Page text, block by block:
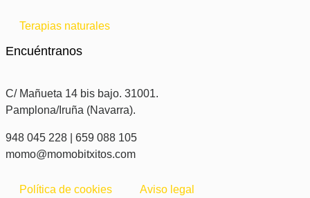
Terapias naturales
Encuéntranos
C/ Mañueta 14 bis bajo. 31001.
Pamplona/Iruña (Navarra).
948 045 228 | 659 088 105
momo@momobitxitos.com
Política de cookies Aviso legal